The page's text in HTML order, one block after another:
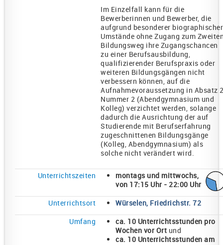
Im Einzelfall kann für die
Bewerberinnen und Bewerber, die
aufgrund besonderer biographischer
Umstände ohne Zugang zum
Bildungsweg ihre Zugangschancen
zu einer Berufsausbildung,
qualifizierender Berufspraxis oder
weiteren Bildungsgängen nicht
verbessern können, auf die
Aufnahmevoraussetzung in Absatz
Nummer 2 (Abendgymnasium und
Kolleg) verzichtet werden, solange
dadurch die Ausrichtung der auf
Studierende mit Berufserfahrung
zugeschnittenen Bildungsgänge
(Kolleg, Abendgymnasium) als
solche nicht verändert wird.
Unterrichtszeiten
montags und mittwochs,
von 17:15 Uhr - 22:00 Uhr
Unterrichtsort
Würselen, Friedrichstr. 72
Umfang
ca. 10 Unterrichtsstunden pro
Wochen vor Ort und
ca. 10 Unterrichtsstunden am